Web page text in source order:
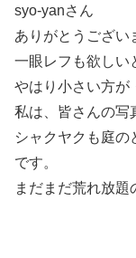
syo-yanさん
ありがとうござい
一眼レフも欲しい
やはり小さい方が
私は、皆さんの写
シャクヤクも庭の
です。
まだまだ荒れ放